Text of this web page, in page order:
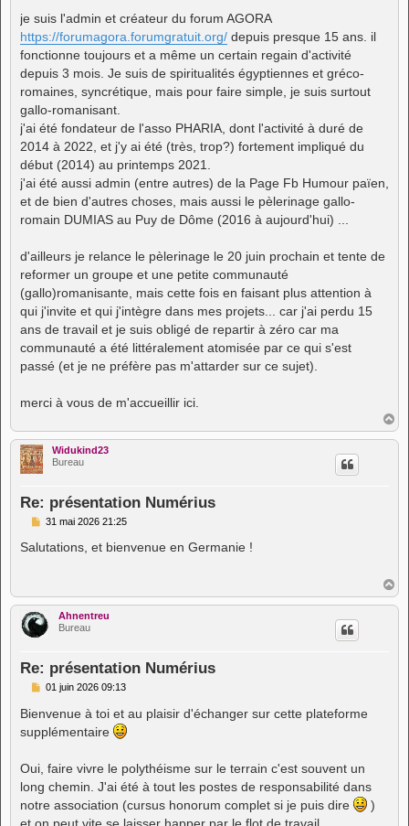
je suis l'admin et créateur du forum AGORA
https://forumagora.forumgratuit.org/ depuis presque 15 ans. il
fonctionne toujours et a même un certain regain d'activité
depuis 3 mois. Je suis de spiritualités égyptiennes et gréco-
romaines, syncrétique, mais pour faire simple, je suis surtout
gallo-romanisant.
j'ai été fondateur de l'asso PHARIA, dont l'activité à duré de
2014 à 2022, et j'y ai été (très, trop?) fortement impliqué du
début (2014) au printemps 2021.
j'ai été aussi admin (entre autres) de la Page Fb Humour païen,
et de bien d'autres choses, mais aussi le pèlerinage gallo-
romain DUMIAS au Puy de Dôme (2016 à aujourd'hui) ...
d'ailleurs je relance le pèlerinage le 20 juin prochain et tente de
reformer un groupe et une petite communauté
(gallo)romanisante, mais cette fois en faisant plus attention à
qui j'invite et qui j'intègre dans mes projets... car j'ai perdu 15
ans de travail et je suis obligé de repartir à zéro car ma
communauté a été littéralement atomisée par ce qui s'est
passé (et je ne préfère pas m'attarder sur ce sujet).
merci à vous de m'accueillir ici.
a
u
Widukind23
Bureau
Re: présentation Numérius
M
s
31 mai 2026 21:25
Salutations, et bienvenue en Germanie !
a
u
Ahnentreu
Bureau
Re: présentation Numérius
M
s
s
a
01 juin 2026 09:13
Bienvenue à toi et au plaisir d'échanger sur cette plateforme
supplémentaire
Oui, faire vivre le polythéisme sur le terrain c'est souvent un
long chemin. J'ai été à tout les postes de responsabilité dans
notre association (cursus honorum complet si je puis dire
)
et on peut vite se laisser happer par le flot de travail.